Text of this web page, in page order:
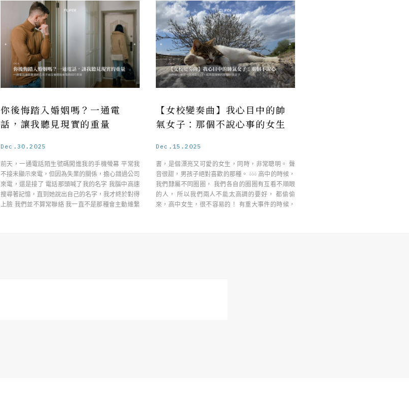
你後悔踏入婚姻嗎？一通電
話，讓我聽見現實的重量
Dec.30.2025
前天，一通電話陌生號碼闖進我的手機螢幕 平常我
不接未顯示來電，但因為失業的關係，擔心錯過公司
來電，還是接了 電話那頭喊了我的名字 我腦中高速
搜尋著記憶，直到她說出自己的名字，我才終於對得
上臉 我們並不算常聯絡 我一直不是那種會主動維繫
【女校變奏曲】我心目中的帥
氣女子：那個不說心事的女生
Dec.15.2025
書，是個漂亮又可愛的女生，同時，非常聰明。 聲
音很甜，男孩子絕對喜歡的那種。 𓍱𓍱𓍱 高中的時候，
我們隸屬不同圈圈， 我們各自的圈圈有互看不順眼
的人， 所以我們兩人不能太高調的要好， 都偷偷
來，高中女生，很不容易的！ 有重大事件的時候，